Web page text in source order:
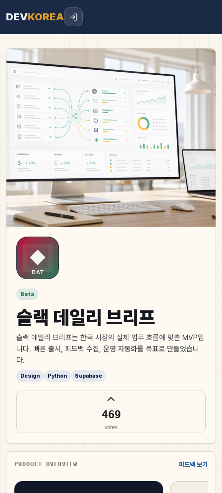
DEVKOREA
Beta
슬랙 데일리 브리프
슬랙 데일리 브리프는 한국 시장의 실제 업무 흐름에 맞춘 MVP입
니다. 빠른 출시, 피드백 수집, 운영 자동화를 목표로 만들었습니
다.
Design Python Supabase
469
votes
PRODUCT OVERVIEW 피드백 보기